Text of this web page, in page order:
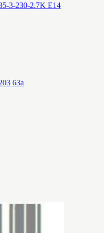
3-230-2.7K E14
63а